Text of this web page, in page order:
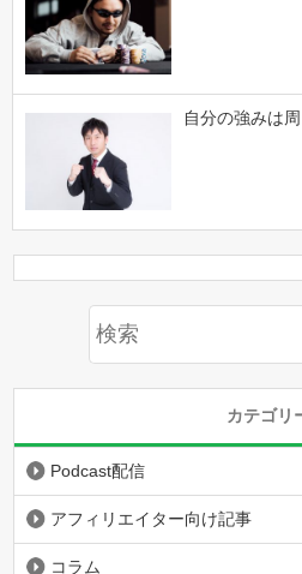
自分の強みは
カテゴリ
Podcast配信
アフィリエイター向け記事
コラム